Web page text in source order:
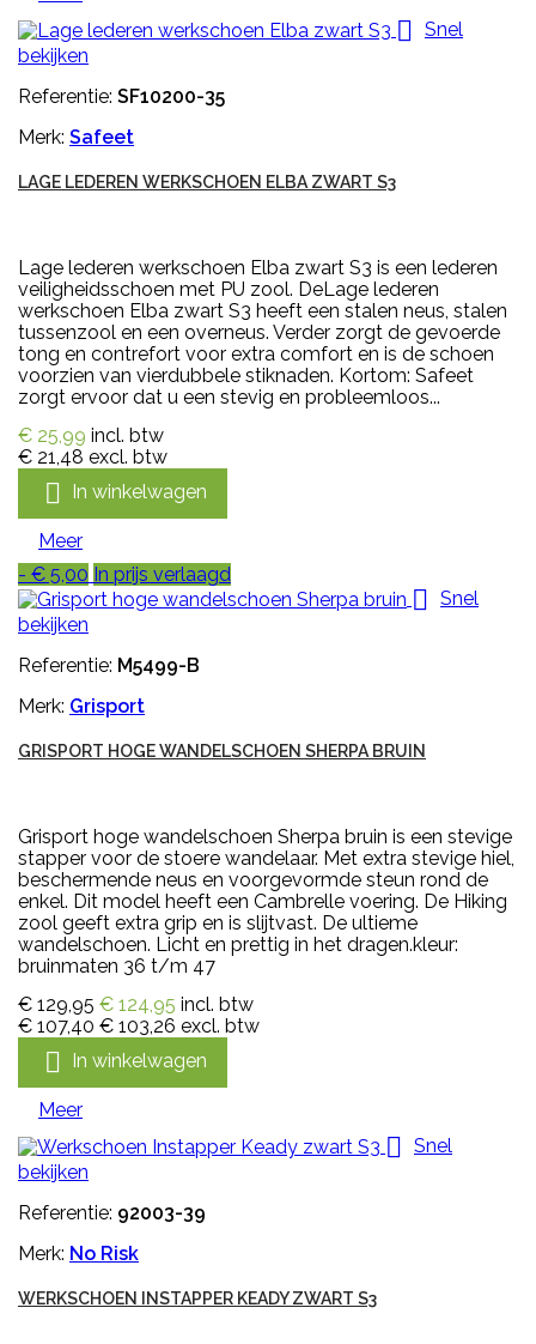
 Snel
bekijken
Referentie: SF10200-35
Merk: Safeet
LAGE LEDEREN WERKSCHOEN ELBA ZWART S3
Lage lederen werkschoen Elba zwart S3 is een lederen
veiligheidsschoen met PU zool. DeLage lederen
werkschoen Elba zwart S3 heeft een stalen neus, stalen
tussenzool en een overneus. Verder zorgt de gevoerde
tong en contrefort voor extra comfort en is de schoen
voorzien van vierdubbele stiknaden. Kortom: Safeet
zorgt ervoor dat u een stevig en probleemloos...
€ 25,99 incl. btw
€ 21,48 excl. btw
 In winkelwagen
Meer
- € 5,00 In prijs verlaagd
 Snel
bekijken
Referentie: M5499-B
Merk: Grisport
GRISPORT HOGE WANDELSCHOEN SHERPA BRUIN
Grisport hoge wandelschoen Sherpa bruin is een stevige
stapper voor de stoere wandelaar. Met extra stevige hiel,
beschermende neus en voorgevormde steun rond de
enkel. Dit model heeft een Cambrelle voering. De Hiking
zool geeft extra grip en is slijtvast. De ultieme
wandelschoen. Licht en prettig in het dragen.kleur:
bruinmaten 36 t/m 47
€ 129,95 € 124,95 incl. btw
€ 107,40 € 103,26 excl. btw
 In winkelwagen
Meer
 Snel
bekijken
Referentie: 92003-39
Merk: No Risk
WERKSCHOEN INSTAPPER KEADY ZWART S3